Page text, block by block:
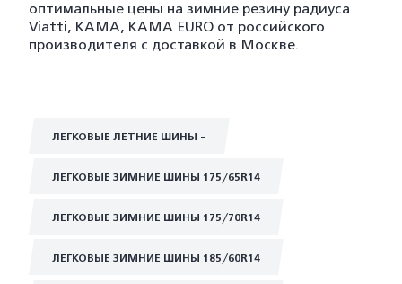
оптимальные цены на зимние резину радиуса
Viatti, KAMA, KAMA EURO от российского
производителя с доставкой в Москве.
ЛЕГКОВЫЕ ЛЕТНИЕ ШИНЫ -
ЛЕГКОВЫЕ ЗИМНИЕ ШИНЫ 175/65R14
ЛЕГКОВЫЕ ЗИМНИЕ ШИНЫ 175/70R14
ЛЕГКОВЫЕ ЗИМНИЕ ШИНЫ 185/60R14